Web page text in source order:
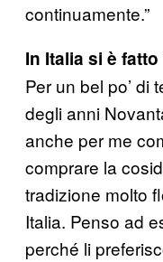
continuamente.”
In Italia si è
Per un bel po’ di
degli anni
anche per me
comprare la
tradizione molto
Italia. Penso ad
perché li